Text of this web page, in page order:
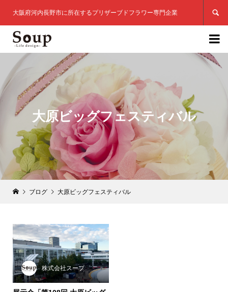
大阪府河内長野市に所在するプリザーブドフラワー専門企業 

大原ビッグフェスティバル
ブログ 大原ビッグフェスティバル
株式会社スープ